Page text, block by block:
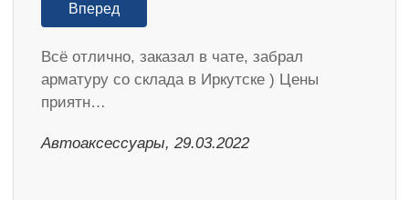
Вперед
Всё отлично, заказал в чате, забрал
арматуру со склада в Иркутске ) Цены
приятн…
Автоаксессуары, 29.03.2022